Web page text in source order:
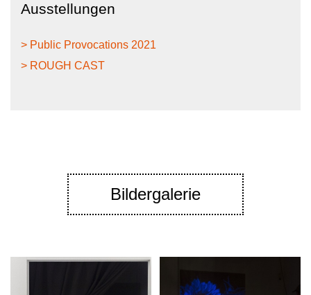
Ausstellungen
> Public Provocations 2021
> ROUGH CAST
Bildergalerie